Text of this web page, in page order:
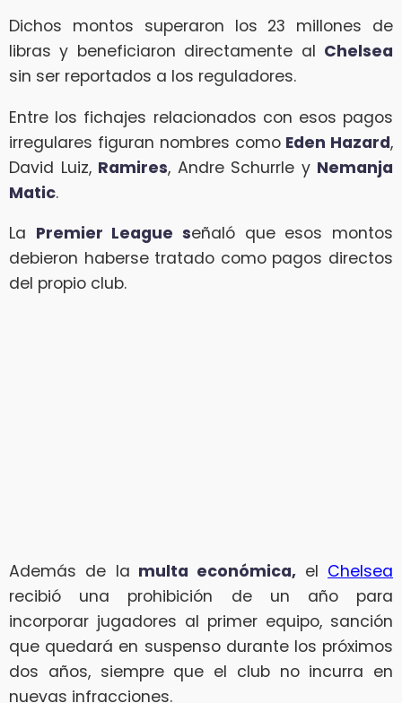
Dichos montos superaron los 23 millones de
libras y beneficiaron directamente al Chelsea
sin ser reportados a los reguladores.
Entre los fichajes relacionados con esos pagos
irregulares figuran nombres como Eden Hazard,
David Luiz, Ramires, Andre Schurrle y Nemanja
Matic.
La Premier League señaló que esos montos
debieron haberse tratado como pagos directos
del propio club.
Además de la multa económica, el Chelsea
recibió una prohibición de un año para
incorporar jugadores al primer equipo, sanción
que quedará en suspenso durante los próximos
dos años, siempre que el club no incurra en
nuevas infracciones.